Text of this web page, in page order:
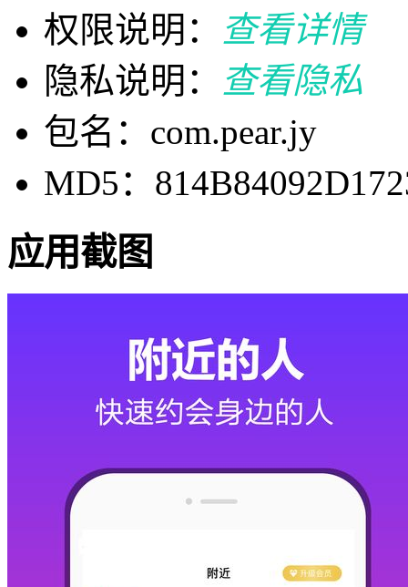
权限说明：
查看详情
隐私说明：
查看隐私
包名：com.pear.jy
MD5：
应用截图